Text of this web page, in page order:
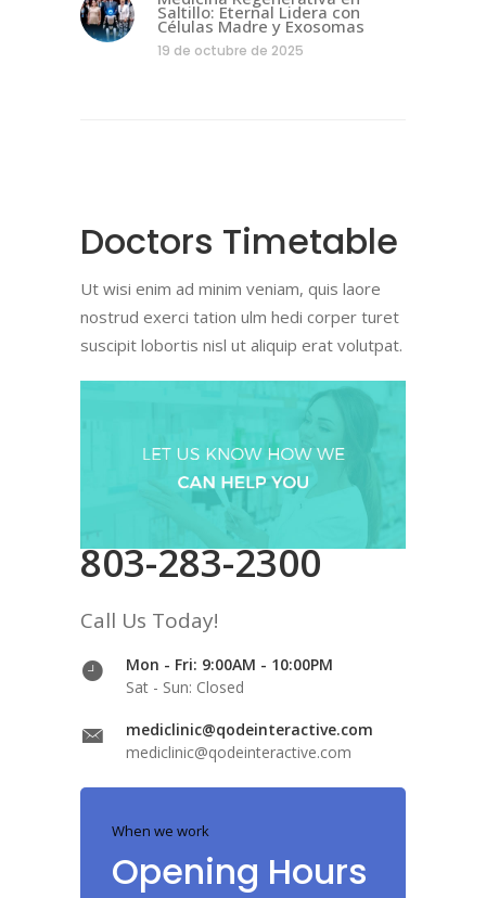
Saltillo: Eternal Lidera con
Células Madre y Exosomas
19 de octubre de 2025
Doctors Timetable
Ut wisi enim ad minim veniam, quis laore
nostrud exerci tation ulm hedi corper turet
suscipit lobortis nisl ut aliquip erat volutpat.
803-283-2300
Call Us Today!
Mon - Fri: 9:00AM - 10:00PM
Sat - Sun: Closed
mediclinic@qodeinteractive.com
mediclinic@qodeinteractive.com
When we work
Opening Hours